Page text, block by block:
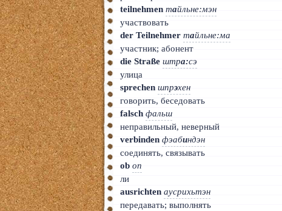
teilnehmen тайльне:мэн
участвовать
der Teilnehmer тайльне:ма
участник; абонент
die Straße штра:сэ
улица
sprechen шпрэхен
говорить, беседовать
falsch фальш
неправильный, неверный
verbinden фэабиндэн
соединять, связывать
ob оп
ли
ausrichten аусрихьтэн
передавать; выполнять
Донат
Платное